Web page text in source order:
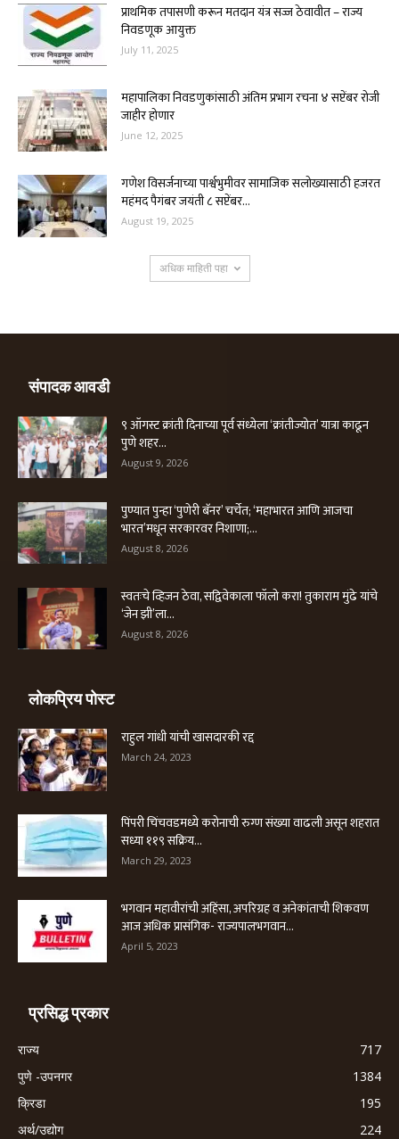
प्राथमिक तपासणी करून मतदान यंत्र सज्ज ठेवावीत – राज्य
निवडणूक आयुक्त
July 11, 2025
महापालिका निवडणुकांसाठी अंतिम प्रभाग रचना ४ सप्टेंबर रोजी
जाहीर होणार
June 12, 2025
गणेश विसर्जनाच्या पार्श्वभुमीवर सामाजिक सलोख्यासाठी हजरत
महंमद पैगंबर जयंती ८ सप्टेंबर...
August 19, 2025
अधिक माहिती पहा
संपादक आवडी
९ ऑगस्ट क्रांती दिनाच्या पूर्व संध्येला ‘क्रांतीज्योत’ यात्रा काढून
पुणे शहर...
August 9, 2026
पुण्यात पुन्हा ‘पुणेरी बॅनर’ चर्चेत; ‘महाभारत आणि आजचा
भारत’मधून सरकारवर निशाणा;...
August 8, 2026
स्वतःचे व्हिजन ठेवा, सद्विवेकाला फॉलो करा! तुकाराम मुंढे यांचे
‘जेन झी’ला...
August 8, 2026
लोकप्रिय पोस्ट
राहुल गांधी यांची खासदारकी रद्द
March 24, 2023
पिंपरी चिंचवडमध्ये करोनाची रुग्ण संख्या वाढली असून शहरात
सध्या ११९ सक्रिय...
March 29, 2023
भगवान महावीरांची अहिंसा, अपरिग्रह व अनेकांताची शिकवण
आज अधिक प्रासंगिक- राज्यपालभगवान...
April 5, 2023
प्रसिद्ध प्रकार
राज्य
717
पुणे -उपनगर
1384
क्रिडा
195
अर्थ/उद्योग
224